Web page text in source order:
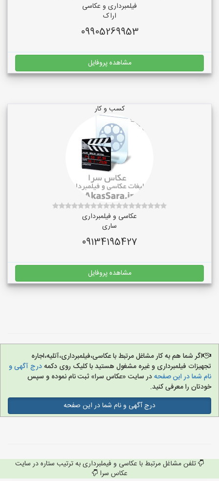
فیلمبرداری و عکاسی
اراک
09905269953
مشاهده پروفایل
کسب و کار
عکاسی و فیلمبرداری
ساری
09134195427
مشاهده پروفایل
اگر شما هم به کار مشاغل مرتبط با عکاسی،فیلمبرداری،آتلیه،اجاره
تجهیزات فیلمبرداری و غیره مشغول هستید با کلیک روی دکمهدرج آگهی و
نام شما در این صفحهدر سایت «عکاس سرا» ثبت نام نموده و سپس
خودتان را معرفی کنید.
درج آگهی و نام شما در این صفحه
تلفن مشاغل مرتبط با عکاسی و فیملبرداری به ترتیب ستاره در سایت
عکاس سرا